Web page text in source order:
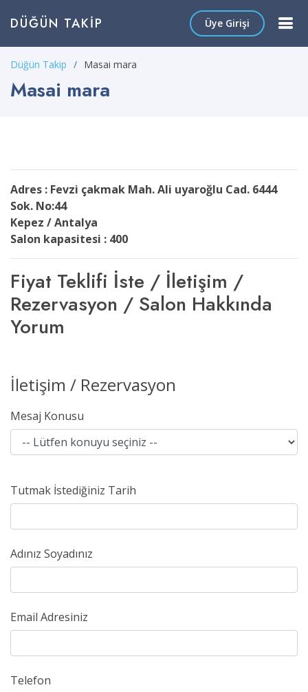
DÜĞÜN TAKIP Üye Girişi
Düğün Takip Masai mara
Masai mara
Adres : Fevzi çakmak Mah. Ali uyaroğlu Cad. 6444
Sok. No:44
Kepez / Antalya
Salon kapasitesi : 400
Fiyat Teklifi İste / İletişim /
Rezervasyon / Salon Hakkında
Yorum
İletişim / Rezervasyon
Mesaj Konusu
Tutmak İstediğiniz Tarih
Adınız Soyadınız
Email Adresiniz
Telefon